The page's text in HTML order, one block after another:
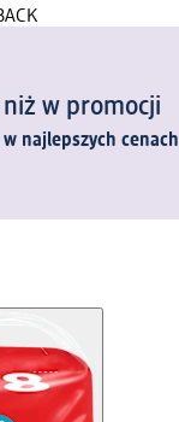
w promocji
najlepszych cenach